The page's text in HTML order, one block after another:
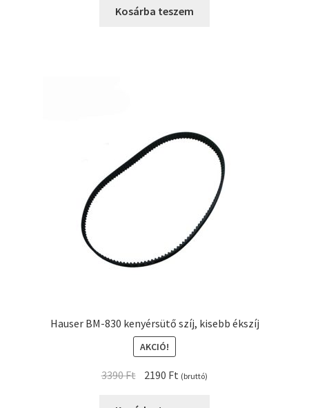
was:
is:
Kosárba teszem
Hauser BM-830 kenyérsütő szíj, kisebb ékszíj
AKCIÓ!
3390Ft Original
2190 Ft Current
(bruttó)